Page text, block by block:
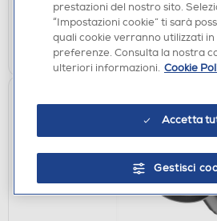
AGGIUNGI
prestazioni del nostro sito.
“Impostazioni cookie” ti sarà
quali cookie verranno utilizzati in
preferenze. Consulta la nostra
ulteriori informazioni. Cookie
Accetta
Gestisci